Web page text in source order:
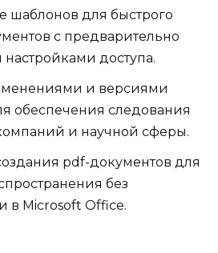
шаблонов для быстрого
с предварительно
доступа.
и версиями
обеспечения следования
и научной сферы.
pdf-документов для
без
в Microsoft Office.